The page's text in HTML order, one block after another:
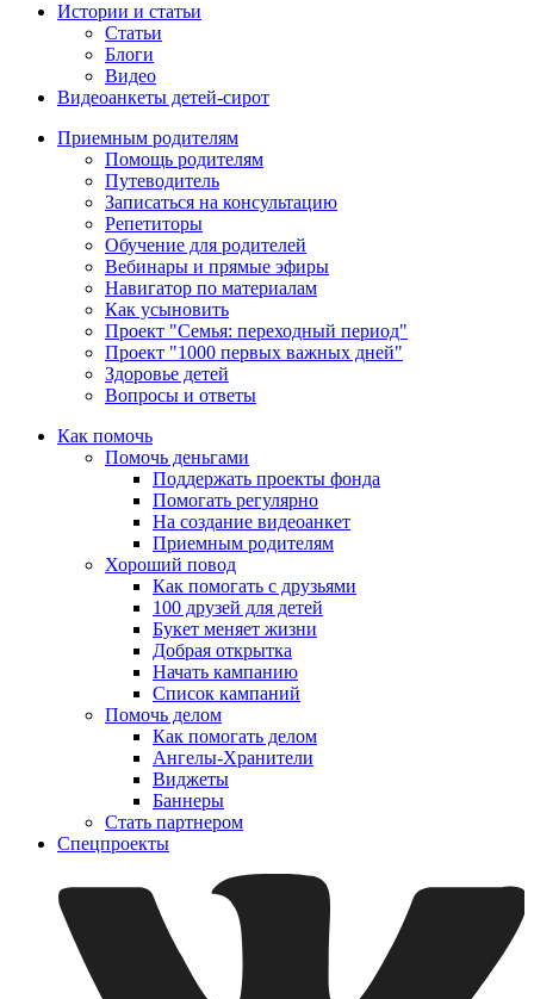
Истории и статьи
Статьи
Блоги
Видео
Видеоанкеты детей-сирот
Приемным родителям
Помощь родителям
Путеводитель
Записаться на консультацию
Репетиторы
Обучение для родителей
Вебинары и прямые эфиры
Навигатор по материалам
Как усыновить
Проект "Семья: переходный период"
Проект "1000 первых важных дней"
Здоровье детей
Вопросы и ответы
Как помочь
Помочь деньгами
Поддержать проекты фонда
Помогать регулярно
На создание видеоанкет
Приемным родителям
Хороший повод
Как помогать с друзьями
100 друзей для детей
Букет меняет жизни
Добрая открытка
Начать кампанию
Список кампаний
Помочь делом
Как помогать делом
Ангелы-Хранители
Виджеты
Баннеры
Стать партнером
Спецпроекты